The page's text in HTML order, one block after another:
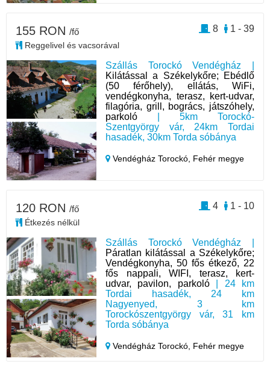
Szállás Torockó Vendégház |
Kilátással a Székelykőre; Ebédlő
(50 férőhely), ellátás, WiFi,
vendégkonyha, terasz, kert-udvar,
filagória, grill, bogrács, játszóhely,
parkoló | 5km Torockó-
Szentgyörgy vár, 24km Tordai
hasadék, 30km Torda sóbánya
Vendégház Torockó, Fehér megye
155 RON /fő
Reggelivel és vacsorával
1 - 39
8
Szállás Torockó Vendégház |
Páratlan kilátással a Székelykőre;
Vendégkonyha, 50 fős étkező, 22
fős nappali, WIFI, terasz, kert-
udvar, pavilon, parkoló| 24 km
Tordai hasadék, 24 km
Nagyenyed, 3 km
Torockószentgyörgy vár, 31 km
Torda sóbánya
Vendégház Torockó, Fehér megye
120 RON /fő
Étkezés nélkül
1 - 10
4